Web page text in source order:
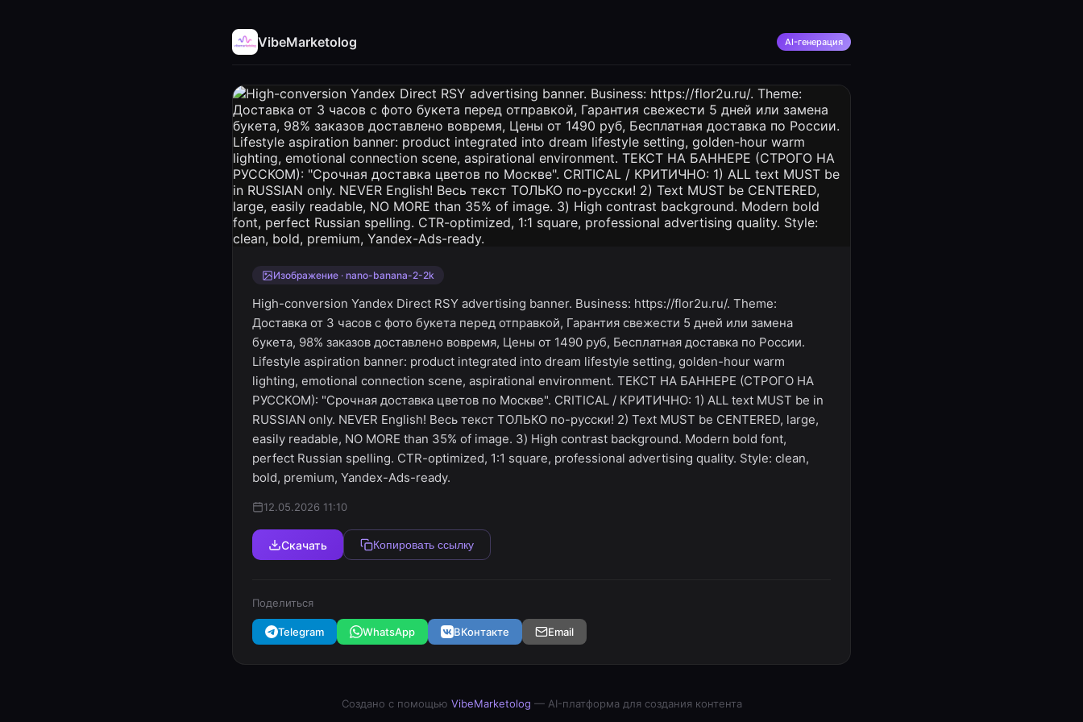
VibeMarketolog AI-генерация
Изображение · nano-banana-2-2k
High-conversion Yandex Direct RSY advertising banner. Business: https://flor2u.ru/. Theme:
Доставка от 3 часов с фото букета перед отправкой, Гарантия свежести 5 дней или замена
букета, 98% заказов доставлено вовремя, Цены от 1490 руб, Бесплатная доставка по России.
Lifestyle aspiration banner: product integrated into dream lifestyle setting, golden-hour warm
lighting, emotional connection scene, aspirational environment. ТЕКСТ НА БАННЕРЕ (СТРОГО НА
РУССКОМ): "Срочная доставка цветов по Москве". CRITICAL / КРИТИЧНО: 1) ALL text MUST be in
RUSSIAN only. NEVER English! Весь текст ТОЛЬКО по-русски! 2) Text MUST be CENTERED, large,
easily readable, NO MORE than 35% of image. 3) High contrast background. Modern bold font,
perfect Russian spelling. CTR-optimized, 1:1 square, professional advertising quality. Style: clean,
bold, premium, Yandex-Ads-ready.
12.05.2026 11:10
Скачать Копировать ссылку
Поделиться
Telegram WhatsApp ВКонтакте Email
Создано с помощью VibeMarketolog — AI-платформа для создания контента